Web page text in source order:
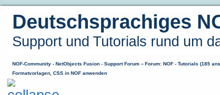
Deutschsprachiges
Support und Tutorials rund um
NOF-Community - NetObjects Fusion - Support Forum » Forum: NOF - Tutorials (185
Formatvorlagen, CSS in NOF anwenden